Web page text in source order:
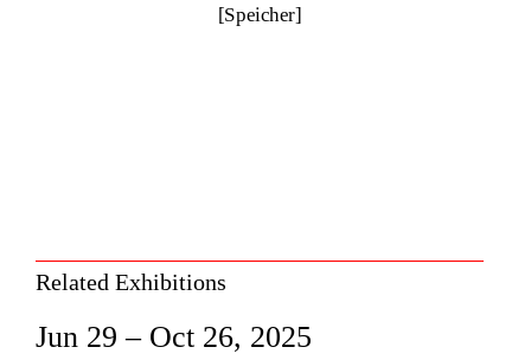
[Speicher]
Related Exhibitions
Jun 29 – Oct 26, 2025